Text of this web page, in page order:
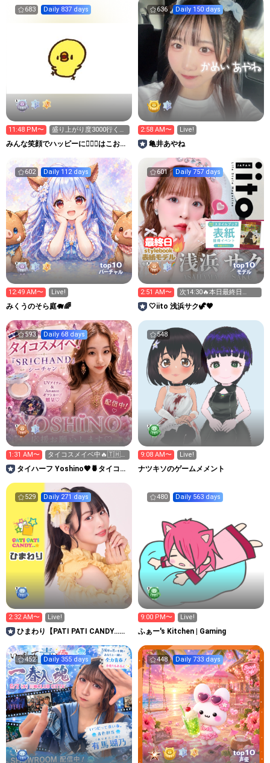
683 Daily 837 days
11:48 PM〜
盛り上がり度3000行くか
力尽きるまで٩(>ω<*
みんな笑顔でハッピーに🐕‍🦺😇はこお
636 Daily 150 days
2:58 AM〜 Live!
亀井あやね
602 Daily 112 days
top10
バーチャル
12:49 AM〜 Live!
みくうのそら庭🐗🌈
601 Daily 757 days
top10
モデル
2:51 AM〜
次14:30🔥本日最終日💪🏻
📕🌈諦めない❣️
🤍iito ‎浅浜サク🦖🤎
593 Daily 68 days
1:31 AM〜
タイコスメイベ中🔥🇹🇭応
援よろしくねい💕︎
タイハーフ Yoshino‪🧡‬‪🍍タイコス
548
9:08 AM〜 Live!
ナツキソのゲームメメント
529 Daily 271 days
2:32 AM〜 Live!
ひまわり【PATI PATI CANDY…
480 Daily 563 days
9:00 PM〜 Live!
ふぁー's Kitchen | Gaming
452 Daily 355 days 448 Daily 733 days
top10
声優